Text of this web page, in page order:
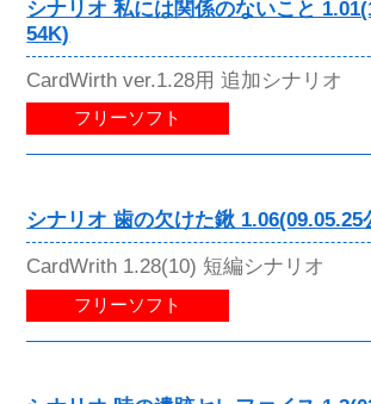
シナリオ 私には関係のないこと
54K)
CardWirth ver.1.28用 追加シナリオ
フリーソフト
シナリオ 歯の欠けた鍬 1.06(09.05.25
CardWrith 1.28(10) 短編シナリオ
フリーソフト